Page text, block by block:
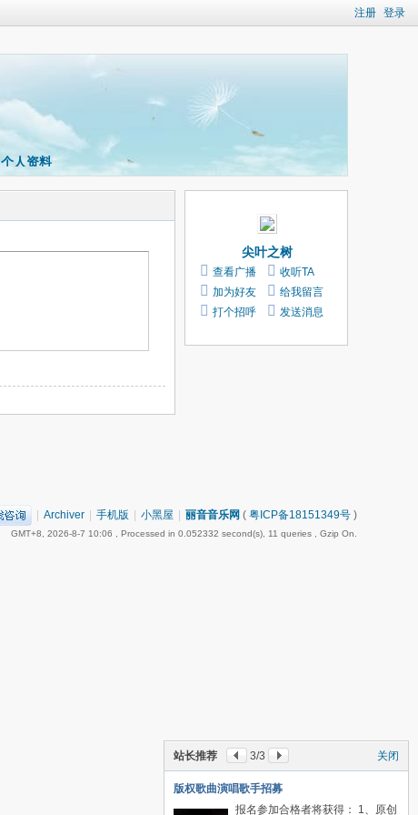
注册 登录
个人资料
尖叶之树
查看广播
收听TA
加为好友
给我留言
打个招呼
发送消息
关闭
站长推荐 1/3
岭南之声传媒招聘人力资源主管HR
| Archiver | 手机版 | 小黑屋 | 丽音音乐网 ( 粤ICP备18151349号 )
GMT+8, 2026-8-7 10:06 , Processed in 0.052332 second(s), 11 queries , Gzip On.